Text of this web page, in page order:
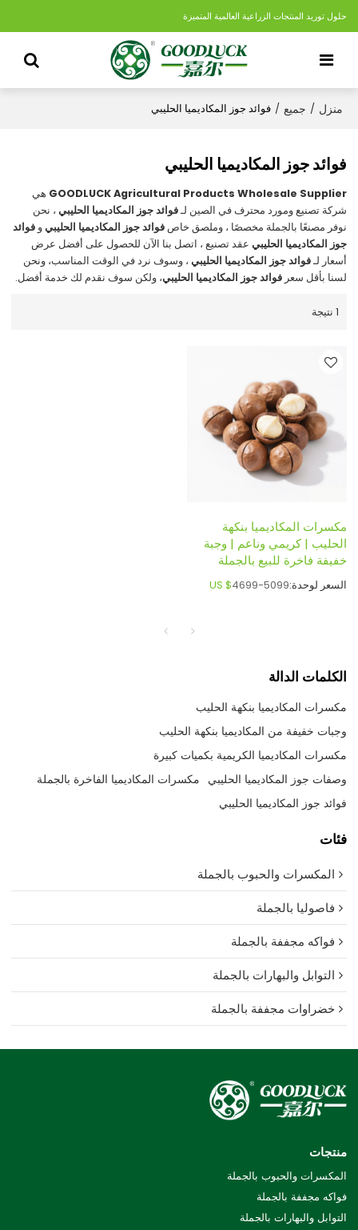
حلول توريد المنتجات الزراعية العالمية المتميزة
منزل / جميع / فوائد جوز المكاديميا الحليبي
فوائد جوز المكاديميا الحليبي
GOODLUCK Agricultural Products Wholesale Supplier هي
شركة تصنيع ومورد محترف في الصين لـفوائد جوز المكاديميا الحليبي ، نحن
نوفر مصنعًا بالجملة مخصصًا ، وملصق خاصفوائد جوز المكاديميا الحليبيوفوائد
جوز المكاديميا الحليبي عقد تصنيع ، اتصل بنا الآن للحصول على أفضل عرض
أسعار لـفوائد جوز المكاديميا الحليبي ، وسوف نرد في الوقت المناسب، ونحن
لسنا بأقل سعرفوائد جوز المكاديميا الحليبي، ولكن سوف نقدم لك خدمة أفضل.
1 نتيجة
مكسرات المكاديميا بنكهة
الحليب | كريمي وناعم | وجبة
خفيفة فاخرة للبيع بالجملة
السعر لوحدة: US $4699-5099
الكلمات الدالة
مكسرات المكاديميا بنكهة الحليب
وجبات خفيفة من المكاديميا بنكهة الحليب
مكسرات المكاديميا الكريمية بكميات كبيرة
وصفات جوز المكاديميا الحليبي مكسرات المكاديميا الفاخرة بالجملة
فوائد جوز المكاديميا الحليبي
فئات
المكسرات والحبوب بالجملة
فاصوليا بالجملة
فواكه مجففة بالجملة
التوابل والبهارات بالجملة
خضراوات مجففة بالجملة
منتجات
المكسرات والحبوب بالجملة
فواكه مجففة بالجملة
التوابل والبهارات بالجملة